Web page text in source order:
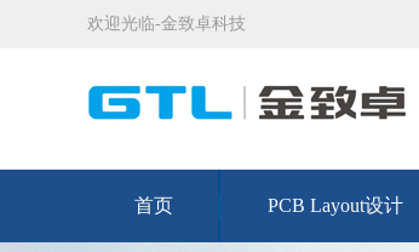
欢迎光临-金致卓科技
首页 PCB Layout设计